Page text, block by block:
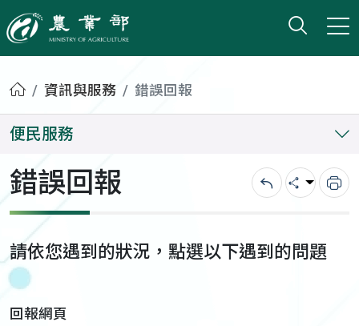
農業部
打開
小版
首頁資訊與服務 錯誤回報
便民服務
錯誤回報 回上一頁
分享 列
請依您遇到的狀況，點選以下遇到的問題
回報網頁